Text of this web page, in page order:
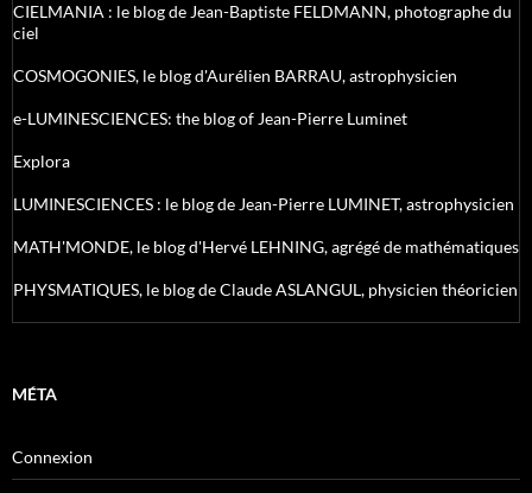
CIELMANIA : le blog de Jean-Baptiste FELDMANN, photographe du
ciel
COSMOGONIES, le blog d'Aurélien BARRAU, astrophysicien
e-LUMINESCIENCES: the blog of Jean-Pierre Luminet
Explora
LUMINESCIENCES : le blog de Jean-Pierre LUMINET, astrophysicien
MATH'MONDE, le blog d'Hervé LEHNING, agrégé de mathématiques
PHYSMATIQUES, le blog de Claude ASLANGUL, physicien théoricien
MÉTA
Connexion